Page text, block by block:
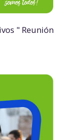
" Reunión